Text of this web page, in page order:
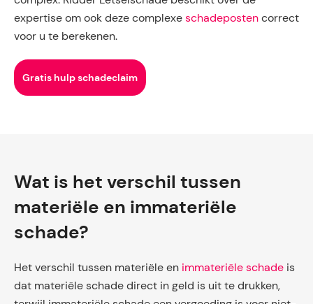
expertise om ook deze complexe schadeposten correct
voor u te berekenen.
Gratis hulp schadeclaim
Wat is het verschil tussen
materiële en immateriële
schade?
Het verschil tussen materiële en immateriële schade is
dat materiële schade direct in geld is uit te drukken,